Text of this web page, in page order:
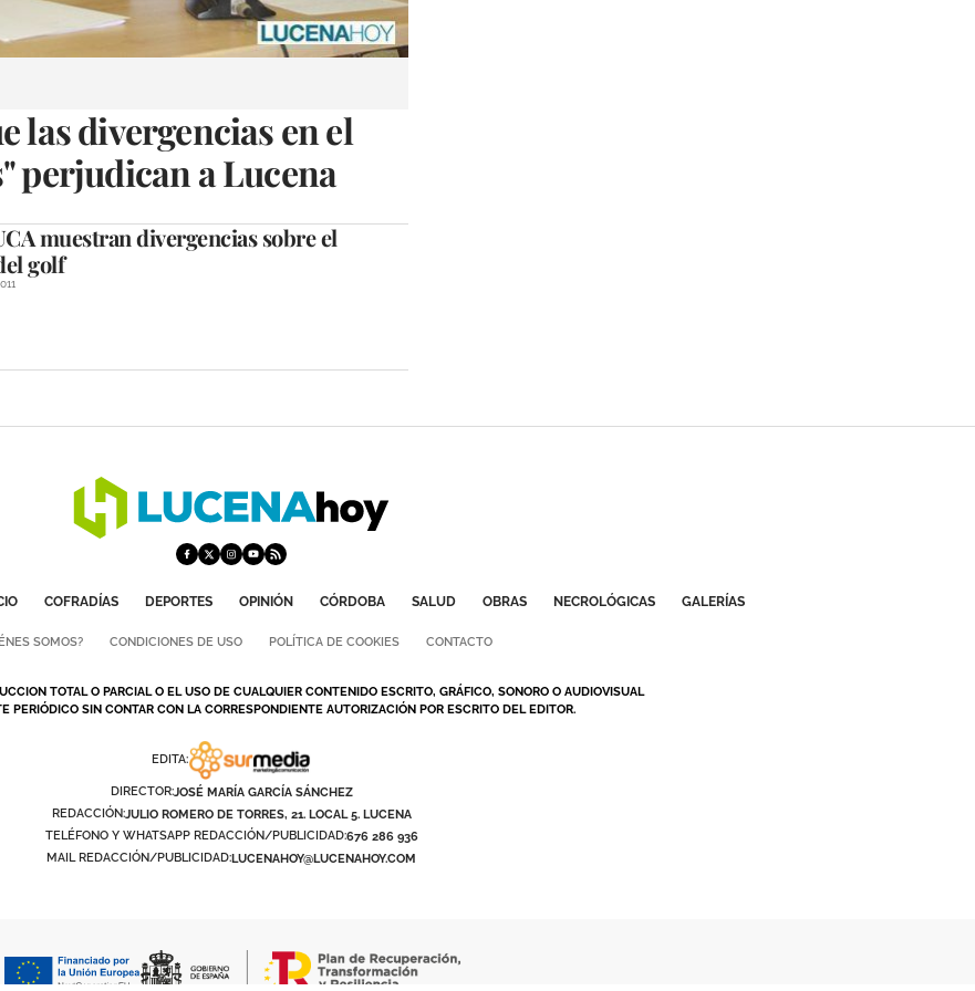
las divergencias en el
perjudican a Lucena
muestran divergencias sobre el
golf
COFRADÍAS DEPORTES OPINIÓN CÓRDOBA SALUD OBRAS NECROLÓGICAS GALERÍAS
SOMOS? CONDICIONES DE USO POLÍTICA DE COOKIES CONTACTO
TOTAL O PARCIAL O EL USO DE CUALQUIER CONTENIDO ESCRITO, GRÁFICO, SONORO O AUDIOVISUAL
PERIÓDICO SIN CONTAR CON LA CORRESPONDIENTE AUTORIZACIÓN POR ESCRITO DEL EDITOR.
EDITA:
DIRECTOR:JOSÉ MARÍA GARCÍA SÁNCHEZ
REDACCIÓN:JULIO ROMERO DE TORRES, 21. LOCAL 5. LUCENA
TELÉFONO Y WHATSAPP REDACCIÓN/PUBLICIDAD:676 286 936
MAIL REDACCIÓN/PUBLICIDAD:LUCENAHOY@LUCENAHOY.COM